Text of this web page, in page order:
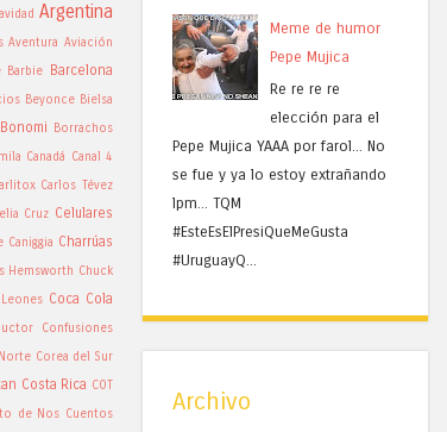
Argentina
Aventura Aviación
Barbie Barcelona
Beyonce Bielsa
Bonomi
Borrachos
Canadá Canal 4
Carlos Tévez
Cruz Celulares
Caniggia Charrúas
Hemsworth Chuck
Coca Cola
Confusiones
Corea del Sur
Costa Rica COT
de Nos Cuentos
Meme de humor
Pepe Mujica
Re re re re
elección para el
Pepe Mujica YAAA por farol... No
se fue y ya lo estoy extrañando
lpm... TQM
#EsteEsElPresiQueMeGusta
#UruguayQ...
Archivo